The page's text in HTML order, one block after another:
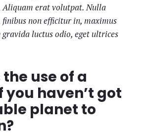
erat volutpat. Nulla
non efficitur in, maximus
luctus odio, eget ultrices
use of a
you haven’t got
planet to